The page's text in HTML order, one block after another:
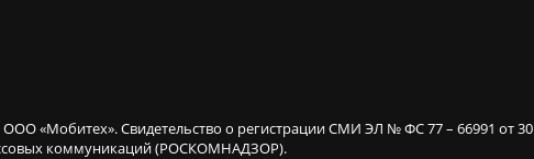
«Мобитех». Свидетельство о регистрации СМИ ЭЛ № ФС 77 – 66991 от
коммуникаций (РОСКОМНАДЗОР).